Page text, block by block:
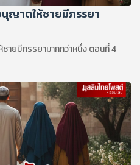
ญาตให้ชายมีภรรยา
ายมีภรรยามากกว่าหนึ่ง ตอนที่ 4